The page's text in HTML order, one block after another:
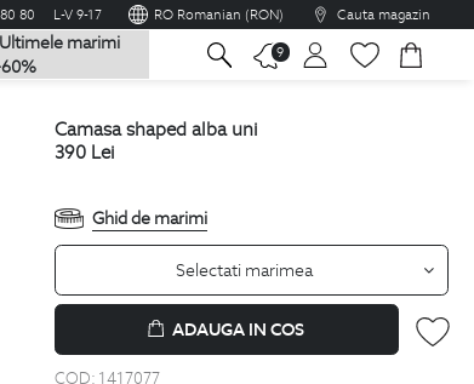
80 L-V 9-17 RO Romanian (RON) Cauta magazin
Ultimele marimi
9
camasa shaped alba uni
390 Lei
Ghid de marimi
Selectati marimea
ADAUGA IN COS
COD: 1417077